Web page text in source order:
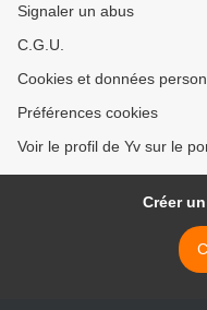
Signaler un abus
C.G.U.
Cookies et données
Préférences cookies
Voir le profil de Yv sur le
Créer